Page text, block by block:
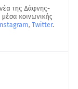
της Δάφνης-
κοινωνικής
, Twitter.